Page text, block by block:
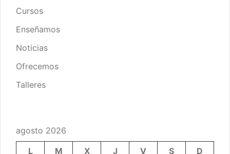
Cursos
Enseñamos
Noticias
Ofrecemos
Talleres
agosto 2026
L
M X J V S
D